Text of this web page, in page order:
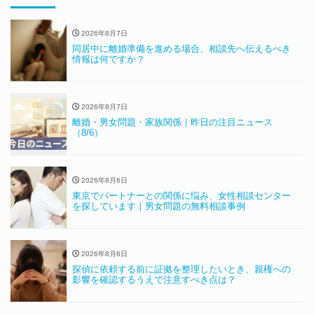
2026年8月7日
同居中に離婚準備を進める場合、相談先へ伝えるべき
情報は何ですか？
2026年8月7日
離婚・男女問題・家族関係｜昨日の注目ニュース
（8/6）
2026年8月6日
東京でパートナーとの関係に悩み、女性相談センター
を探しています｜男女問題の無料相談事例
2026年8月6日
探偵に依頼する前に証拠を整理したいとき、親権への
影響を確認するうえで注意すべき点は？